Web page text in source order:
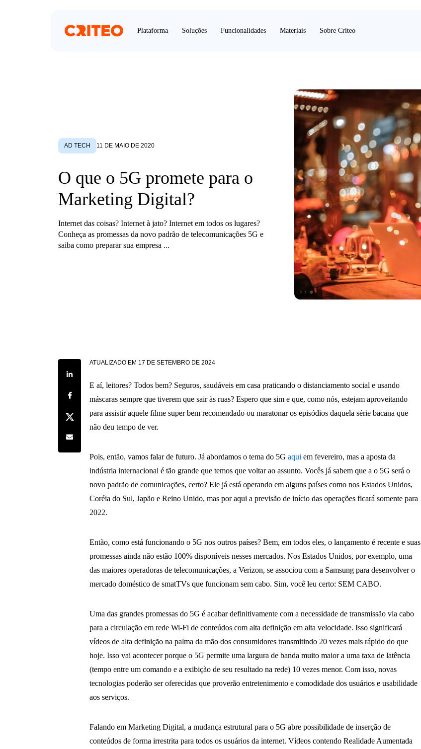
Plataforma Soluções Funcionalidades Materiais Sobre Criteo
AD TECH 11 DE MAIO DE 2020
O que o 5G promete para o
Marketing Digital?
Internet das coisas? Internet à jato? Internet em todos os lugares?
Conheça as promessas da novo padrão de telecomunicações 5G e
saiba como preparar sua empresa ...
Share on LinkedIn
Share on Facebook
Share on Twitter
Share by e-mail
ATUALIZADO EM 17 DE SETEMBRO DE 2024
E aí, leitores? Todos bem? Seguros, saudáveis em casa praticando o distanciamento social e usando
máscaras sempre que tiverem que sair às ruas? Espero que sim e que, como nós, estejam aproveitando
para assistir aquele filme super bem recomendado ou maratonar os episódios daquela série bacana que
não deu tempo de ver.
Pois, então, vamos falar de futuro. Já abordamos o tema do 5Gaqui em fevereiro, mas a aposta da
indústria internacional é tão grande que temos que voltar ao assunto. Vocês já sabem que a o 5G será o
novo padrão de comunicações, certo? Ele já está operando em alguns países como nos Estados Unidos,
Coréia do Sul, Japão e Reino Unido, mas por aqui a previsão de início das operações ficará somente para
2022.
Então, como está funcionando o 5G nos outros países? Bem, em todos eles, o lançamento é recente e suas
promessas ainda não estão 100% disponíveis nesses mercados. Nos Estados Unidos, por exemplo, uma
das maiores operadoras de telecomunicações, a Verizon, se associou com a Samsung para desenvolver o
mercado doméstico de smatTVs que funcionam sem cabo. Sim, você leu certo: SEM CABO.
Uma das grandes promessas do 5G é acabar definitivamente com a necessidade de transmissão via cabo
para a circulação em rede Wi-Fi de conteúdos com alta definição em alta velocidade. Isso significará
vídeos de alta definição na palma da mão dos consumidores transmitindo 20 vezes mais rápido do que
hoje. Isso vai acontecer porque o 5G permite uma largura de banda muito maior a uma taxa de latência
(tempo entre um comando e a exibição de seu resultado na rede) 10 vezes menor. Com isso, novas
tecnologias poderão ser oferecidas que proverão entretenimento e comodidade dos usuários e usabilidade
aos serviços.
Falando em Marketing Digital, a mudança estrutural para o 5G abre possibilidade de inserção de
conteúdos de forma irrestrita para todos os usuários da internet. Vídeos contendo Realidade Aumentada